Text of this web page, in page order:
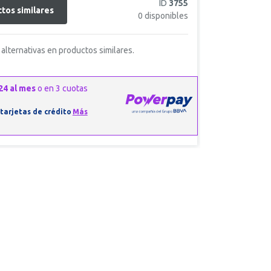
similares
ID 3755
0disponibles
en productos similares.